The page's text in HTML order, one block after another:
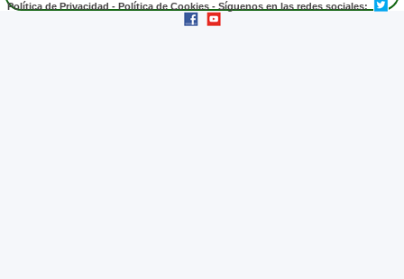
Política de Privacidad - Política de Cookies - Síguenos en las redes sociales: